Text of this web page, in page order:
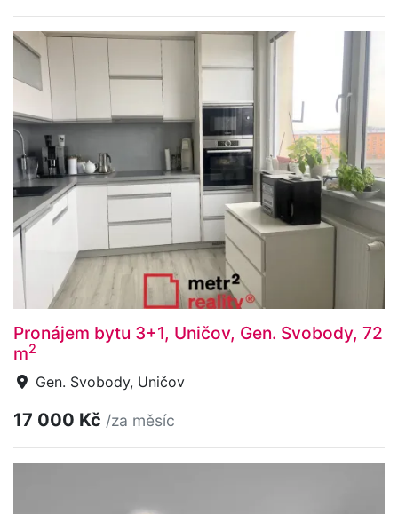
Pronájem bytu 3+1, Uničov, Gen. Svobody, 72
m2
Gen. Svobody, Uničov
17 000 Kč /za měsíc